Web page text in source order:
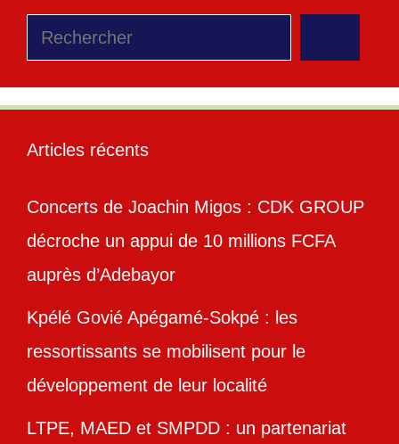
Rechercher
Articles récents
Concerts de Joachin Migos : CDK GROUP
décroche un appui de 10 millions FCFA
auprès d’Adebayor
Kpélé Govié Apégamé-Sokpé : les
ressortissants se mobilisent pour le
développement de leur localité
LTPE, MAED et SMPDD : un partenariat